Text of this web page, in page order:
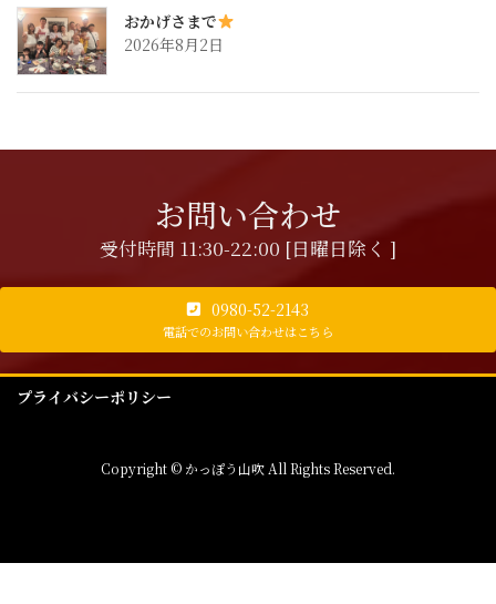
おかげさまで
2026年8月2日
お問い合わせ
受付時間 11:30-22:00 [日曜日除く ]
0980-52-2143
電話でのお問い合わせはこちら
プライバシーポリシー
Copyright © かっぽう山吹 All Rights Reserved.